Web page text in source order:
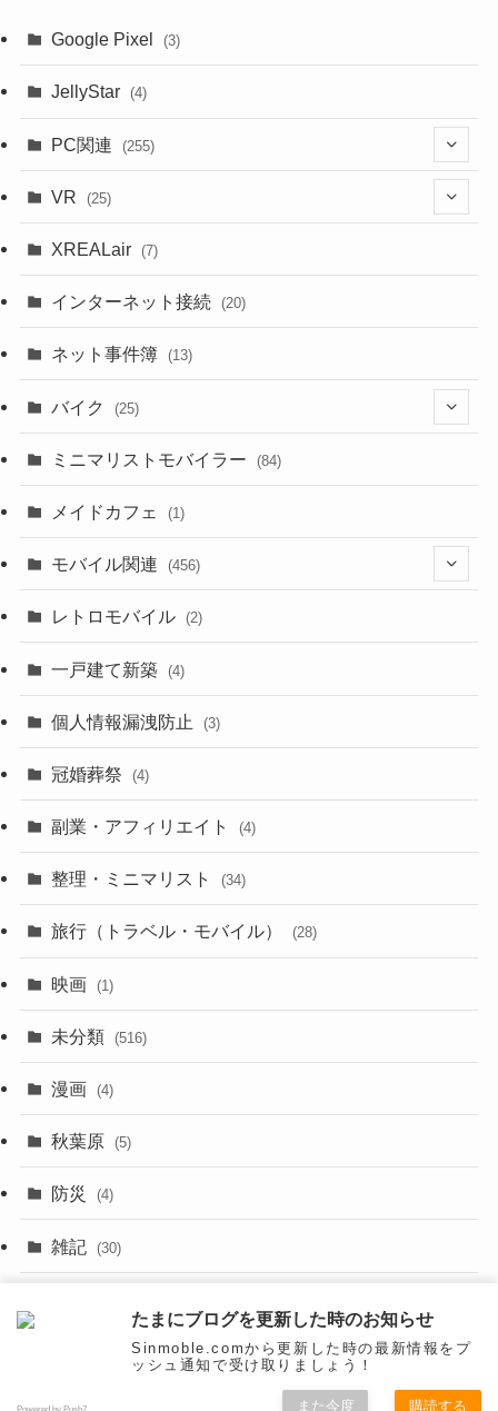
Google Pixel (3)
JellyStar (4)
PC関連 (255)
(9)
(1)
(18)
(2)
(10)
(18)
(19)
(6)
(8)
(9)
(3)
VR (25)
(18)
(13)
XREALair (7)
インターネット接続 (20)
ネット事件簿 (13)
バイク (25)
(8)
(23)
ミニマリストモバイラー (84)
メイドカフェ (1)
モバイル関連 (456)
(3)
(3)
(6)
(20)
(31)
(27)
(31)
レトロモバイル (2)
一戸建て新築 (4)
個人情報漏洩防止 (3)
冠婚葬祭 (4)
副業・アフィリエイト (4)
整理・ミニマリスト (34)
旅行（トラベル・モバイル） (28)
映画 (1)
未分類 (516)
漫画 (4)
秋葉原 (5)
防災 (4)
雑記 (30)
たまにブログを更新した時のお知らせ
Sinmoble.comから更新した時の最新情報をプ
ッシュ通知で受け取りましょう！
また今度 購読する